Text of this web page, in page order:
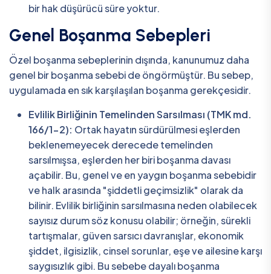
bir hak düşürücü süre yoktur.
Genel Boşanma Sebepleri
Özel boşanma sebeplerinin dışında, kanunumuz daha
genel bir boşanma sebebi de öngörmüştür. Bu sebep,
uygulamada en sık karşılaşılan boşanma gerekçesidir.
Evlilik Birliğinin Temelinden Sarsılması (TMK md.
166/1-2): Ortak hayatın sürdürülmesi eşlerden
beklenemeyecek derecede temelinden
sarsılmışsa, eşlerden her biri boşanma davası
açabilir. Bu, genel ve en yaygın boşanma sebebidir
ve halk arasında "şiddetli geçimsizlik" olarak da
bilinir. Evlilik birliğinin sarsılmasına neden olabilecek
sayısız durum söz konusu olabilir; örneğin, sürekli
tartışmalar, güven sarsıcı davranışlar, ekonomik
şiddet, ilgisizlik, cinsel sorunlar, eşe ve ailesine karşı
saygısızlık gibi. Bu sebebe dayalı boşanma